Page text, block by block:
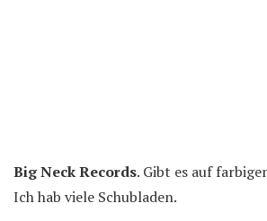
Big Neck Records. Gibt es auf
Ich hab viele Schubladen.